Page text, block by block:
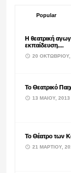
Popular
Η θεατρική
εκπαίδευση....
20
Το Θεατρικό
13 ΜΑΪ́ΟΥ,
Το Θέατρο των
21 ΜΑΡΤΊΟΥ,